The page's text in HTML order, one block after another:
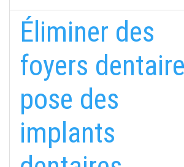
Éliminer des
foyers
pose des
implants